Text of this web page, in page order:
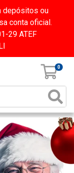
depósitos ou
conta oficial.
29 ATEF
0